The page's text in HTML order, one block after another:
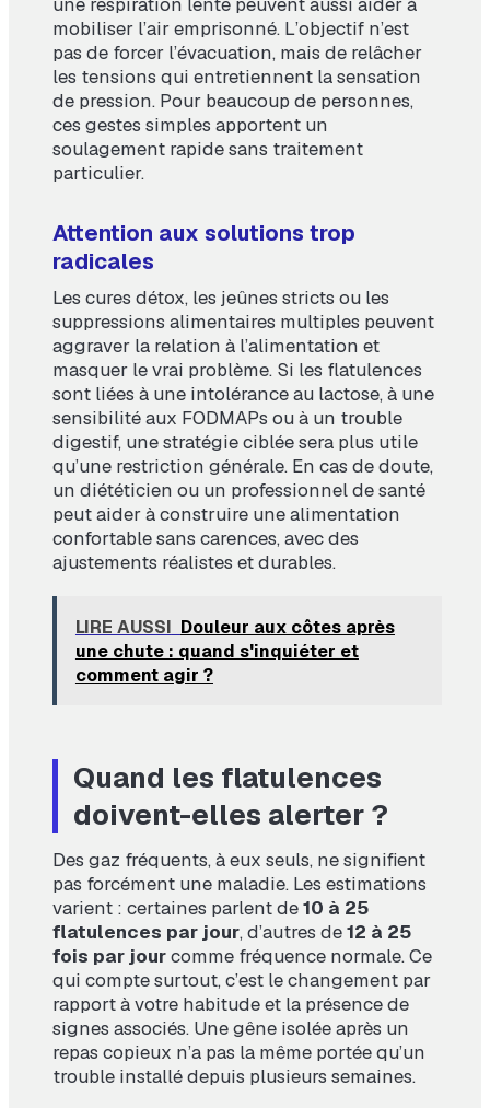
mobiliser l’air emprisonné. L’objectif n’est
pas de forcer l’évacuation, mais de relâcher
les tensions qui entretiennent la sensation
de pression. Pour beaucoup de personnes,
ces gestes simples apportent un
soulagement rapide sans traitement
particulier.
Attention aux solutions trop
radicales
Les cures détox, les jeûnes stricts ou les
suppressions alimentaires multiples peuvent
aggraver la relation à l’alimentation et
masquer le vrai problème. Si les flatulences
sont liées à une intolérance au lactose, à une
sensibilité aux FODMAPs ou à un trouble
digestif, une stratégie ciblée sera plus utile
qu’une restriction générale. En cas de doute,
un diététicien ou un professionnel de santé
peut aider à construire une alimentation
confortable sans carences, avec des
ajustements réalistes et durables.
LIRE AUSSI Douleur aux côtes après
une chute : quand s'inquiéter et
comment agir ?
Quand les flatulences
doivent-elles alerter ?
Des gaz fréquents, à eux seuls, ne signifient
pas forcément une maladie. Les estimations
varient : certaines parlent de10 à 25
flatulences par jour, d’autres de12 à 25
fois par jourcomme fréquence normale. Ce
qui compte surtout, c’est le changement par
rapport à votre habitude et la présence de
signes associés. Une gêne isolée après un
repas copieux n’a pas la même portée qu’un
trouble installé depuis plusieurs semaines.